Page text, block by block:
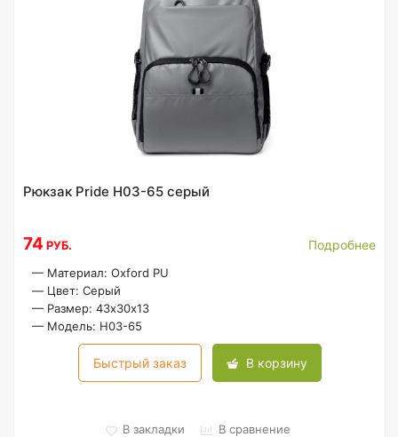
Рюкзак Pride H03-65 серый
74 РУБ. Подробнее
— Материал: Oxford PU
— Цвет: Серый
— Размер: 43х30х13
— Модель: H03-65
Быстрый заказ В корзину
В закладки В сравнение